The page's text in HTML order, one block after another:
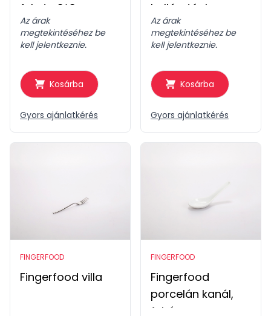
fekete 8*8cm
Az árak
megtekintéséhez be
kell jelentkeznie.
Kosárba
Gyors ajánlatkérés
hullámtégla
Az árak
megtekintéséhez be
kell jelentkeznie.
Kosárba
Gyors ajánlatkérés
FINGERFOOD
Fingerfood villa
FINGERFOOD
Fingerfood
porcelán kanál,
fehér